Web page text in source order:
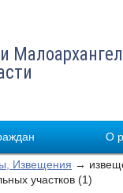
О
Извещения →
участков (1)